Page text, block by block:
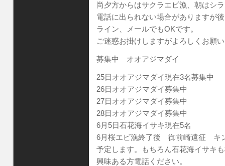
尚夕方からはサクラエビ漁、朝はシ
電話に出られない場合がありますが
ライン、メールでもOKです。
ご迷惑お掛けしますがよろしくお願
募集中 オオアジマダイ
25日オオアジマダイ現在3名募集中
26日オオアジマダイ募集中
27日オオアジマダイ募集中
28日オオアジマダイ募集中
6月5日石花海イサキ現在5名
6月桜エビ漁終了後 御前崎遠征 キ
予定します。もちろん石花海イサキ
興味ある方電話ください。